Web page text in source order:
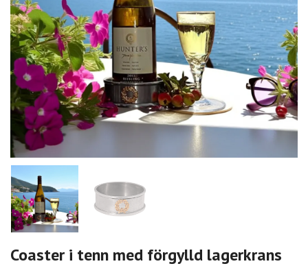
Coaster i tenn med förgylld lagerkrans